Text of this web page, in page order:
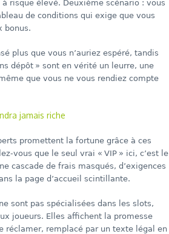
risque élevé. Deuxième scénario : vous
de conditions qui exige que vous
bonus.
plus que vous n’auriez espéré, tandis
dépôt » sont en vérité un leurre, une
que vous ne vous rendiez compte
jamais riche
promettent la fortune grâce à ces
que le seul vrai « VIP » ici, c’est le
cascade de frais masqués, d’exigences
la page d’accueil scintillante.
sont pas spécialisées dans les slots,
joueurs. Elles affichent la promesse
réclamer, remplacé par un texte légal en